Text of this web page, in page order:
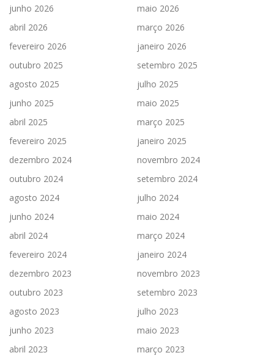
junho 2026
maio 2026
abril 2026
março 2026
fevereiro 2026
janeiro 2026
outubro 2025
setembro 2025
agosto 2025
julho 2025
junho 2025
maio 2025
abril 2025
março 2025
fevereiro 2025
janeiro 2025
dezembro 2024
novembro 2024
outubro 2024
setembro 2024
agosto 2024
julho 2024
junho 2024
maio 2024
abril 2024
março 2024
fevereiro 2024
janeiro 2024
dezembro 2023
novembro 2023
outubro 2023
setembro 2023
agosto 2023
julho 2023
junho 2023
maio 2023
abril 2023
março 2023